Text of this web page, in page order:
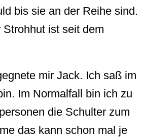
bis sie an der Reihe sind.
ist seit dem
mir Jack. Ich saß im
Im Normalfall bin ich zu
die Schulter zum
das kann schon mal je